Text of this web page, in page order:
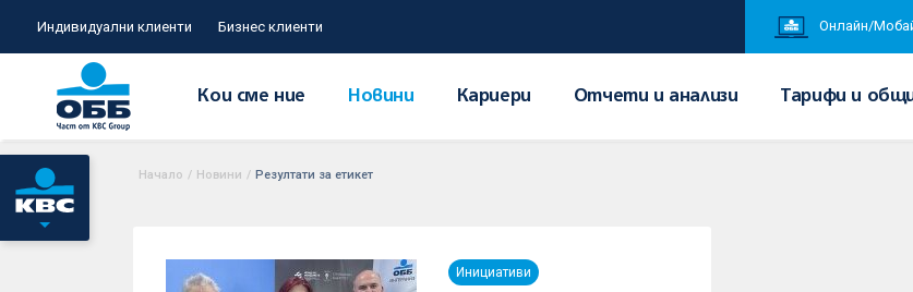
Индивидуални клиенти Бизнес клиенти Онлайн/
Кои сме ние Новини Кариери Отчети и анализи Тарифи и
Начало / Новини / Резултати за етикет
Инициативи